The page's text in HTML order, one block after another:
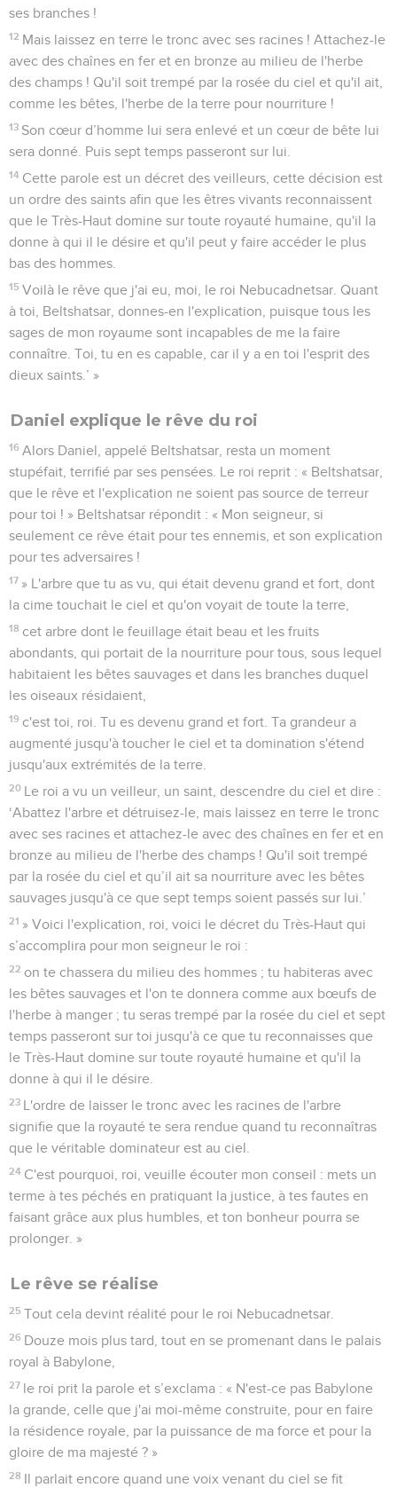
ses branches !
12 Mais laissez en terre le tronc avec ses racines ! Attachez-le
avec des chaînes en fer et en bronze au milieu de l'herbe
des champs ! Qu'il soit trempé par la rosée du ciel et qu'il ait,
comme les bêtes, l'herbe de la terre pour nourriture !
13 Son cœur d’homme lui sera enlevé et un cœur de bête lui
sera donné. Puis sept temps passeront sur lui.
14 Cette parole est un décret des veilleurs, cette décision est
un ordre des saints afin que les êtres vivants reconnaissent
que le Très-Haut domine sur toute royauté humaine, qu'il la
donne à qui il le désire et qu'il peut y faire accéder le plus
bas des hommes.
15 Voilà le rêve que j'ai eu, moi, le roi Nebucadnetsar. Quant
à toi, Beltshatsar, donnes-en l'explication, puisque tous les
sages de mon royaume sont incapables de me la faire
connaître. Toi, tu en es capable, car il y a en toi l'esprit des
dieux saints.’ »
Daniel explique le rêve du roi
16 Alors Daniel, appelé Beltshatsar, resta un moment
stupéfait, terrifié par ses pensées. Le roi reprit : « Beltshatsar,
que le rêve et l'explication ne soient pas source de terreur
pour toi ! » Beltshatsar répondit : « Mon seigneur, si
seulement ce rêve était pour tes ennemis, et son explication
pour tes adversaires !
17 » L'arbre que tu as vu, qui était devenu grand et fort, dont
la cime touchait le ciel et qu'on voyait de toute la terre,
18 cet arbre dont le feuillage était beau et les fruits
abondants, qui portait de la nourriture pour tous, sous lequel
habitaient les bêtes sauvages et dans les branches duquel
les oiseaux résidaient,
19 c'est toi, roi. Tu es devenu grand et fort. Ta grandeur a
augmenté jusqu'à toucher le ciel et ta domination s'étend
jusqu'aux extrémités de la terre.
20 Le roi a vu un veilleur, un saint, descendre du ciel et dire :
‘Abattez l'arbre et détruisez-le, mais laissez en terre le tronc
avec ses racines et attachez-le avec des chaînes en fer et en
bronze au milieu de l'herbe des champs ! Qu'il soit trempé
par la rosée du ciel et qu’il ait sa nourriture avec les bêtes
sauvages jusqu'à ce que sept temps soient passés sur lui.’
21 » Voici l'explication, roi, voici le décret du Très-Haut qui
s’accomplira pour mon seigneur le roi :
22 on te chassera du milieu des hommes ; tu habiteras avec
les bêtes sauvages et l'on te donnera comme aux bœufs de
l'herbe à manger ; tu seras trempé par la rosée du ciel et sept
temps passeront sur toi jusqu'à ce que tu reconnaisses que
le Très-Haut domine sur toute royauté humaine et qu'il la
donne à qui il le désire.
23 L'ordre de laisser le tronc avec les racines de l'arbre
signifie que la royauté te sera rendue quand tu reconnaîtras
que le véritable dominateur est au ciel.
24 C'est pourquoi, roi, veuille écouter mon conseil : mets un
terme à tes péchés en pratiquant la justice, à tes fautes en
faisant grâce aux plus humbles, et ton bonheur pourra se
prolonger. »
Le rêve se réalise
25 Tout cela devint réalité pour le roi Nebucadnetsar.
26 Douze mois plus tard, tout en se promenant dans le palais
royal à Babylone,
27 le roi prit la parole et s’exclama : « N'est-ce pas Babylone
la grande, celle que j'ai moi-même construite, pour en faire
la résidence royale, par la puissance de ma force et pour la
gloire de ma majesté ? »
28 Il parlait encore quand une voix venant du ciel se fit